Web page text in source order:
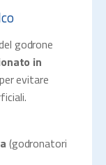
godrone
in
evitare
(godronatori